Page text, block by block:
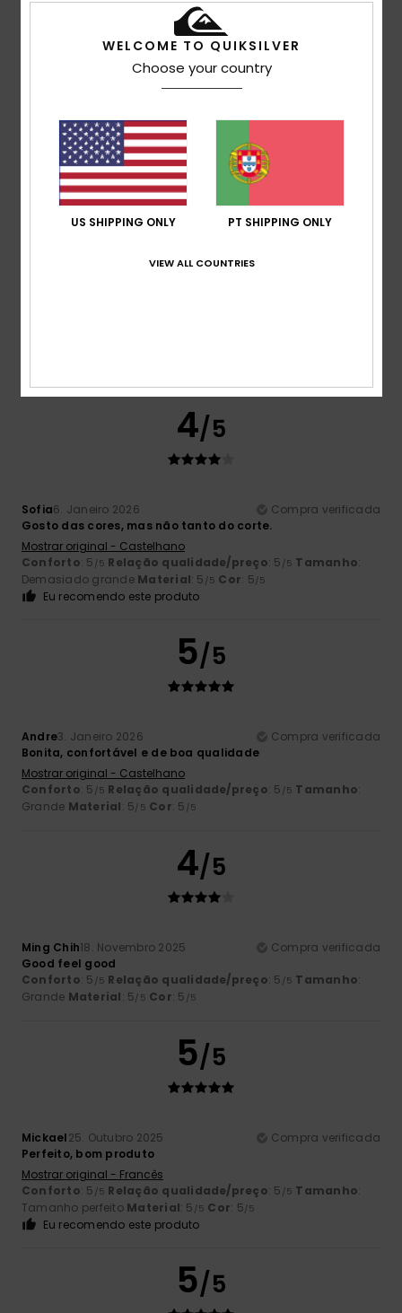
Demasiado grande
5 /5
4/5
Sofia6. Janeiro 2026
Compra verificada
Gosto das cores, mas não tanto do corte.
Mostrar original - Castelhano
Conforto: 5 /5 Relação qualidade/preço: 5 /5 Tamanho:
Demasiado grande Material: 5 /5 Cor: 5/5
Eu recomendo este produto
5/5
Andre3. Janeiro 2026
Compra verificada
Bonita, confortável e de boa qualidade
Mostrar original - Castelhano
Conforto: 5 /5 Relação qualidade/preço: 5 /5 Tamanho:
Grande Material: 5/5 Cor: 5 /5
4/5
Ming Chih18. Novembro 2025
Compra verificada
Good feel good
Conforto: 5 /5 Relação qualidade/preço: 5 /5 Tamanho:
Grande Material: 5/5 Cor: 5 /5
5/5
Mickael25. Outubro 2025
Compra verificada
Perfeito, bom produto
Mostrar original - Francês
Conforto: 5 /5 Relação qualidade/preço: 5 /5 Tamanho:
Tamanho perfeito Material: 5 /5 Cor: 5/5
Eu recomendo este produto
5/5
WELCOME TO QUIKSILVER
Choose your country
US SHIPPING ONLY PT SHIPPING ONLY
VIEW ALL COUNTRIES